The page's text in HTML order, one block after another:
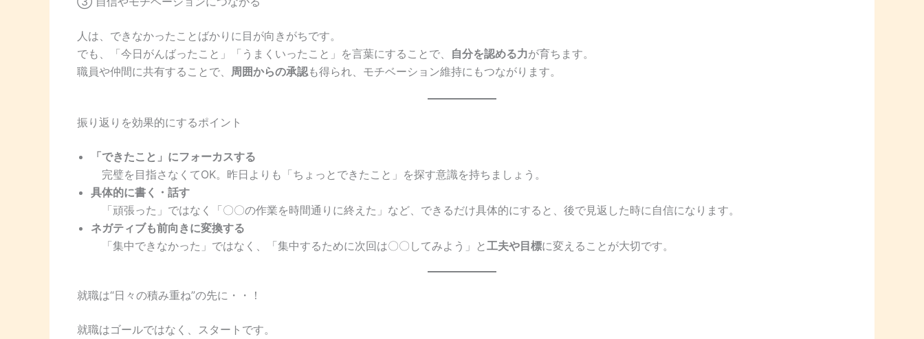
人は、できなかったことばかりに目が向きがちです。
でも、「今日がんばったこと」「うまくいったこと」を言葉にすることで、 自分を認める力が育ちます。
職員や仲間に共有することで、 周囲からの承認も得られ、モチベーション維持にもつながります。
振り返りを効果的にするポイント
「できたこと」にフォーカスする
完璧を目指さなくてOK。昨日よりも「ちょっとできたこと」を探す意識を持ちましょう。
具体的に書く・話す
「頑張った」ではなく「〇〇の作業を時間通りに終えた」など、できるだけ具体的にすると、後で見返した時に自信になります。
ネガティブも前向きに変換する
「集中できなかった」ではなく、「集中するために次回は〇〇してみよう」と 工夫や目標に変えることが大切です。
就職は“日々の積み重ね”の先に・・！
就職はゴールではなく、スタートです。